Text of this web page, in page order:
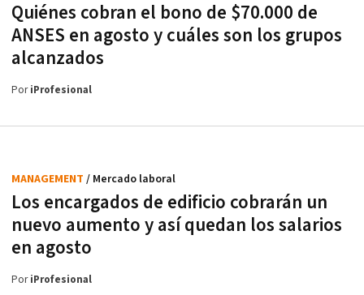
Quiénes cobran el bono de $70.000 de
ANSES en agosto y cuáles son los grupos
alcanzados
PoriProfesional
Los encargados de edificio cobrarán un
nuevo aumento y así quedan los salarios
en agosto
MANAGEMENT / Mercado laboral
PoriProfesional